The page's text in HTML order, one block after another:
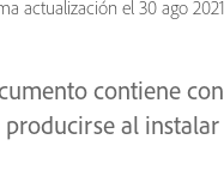
actualización el 30 ago 2021
contiene
producirse al